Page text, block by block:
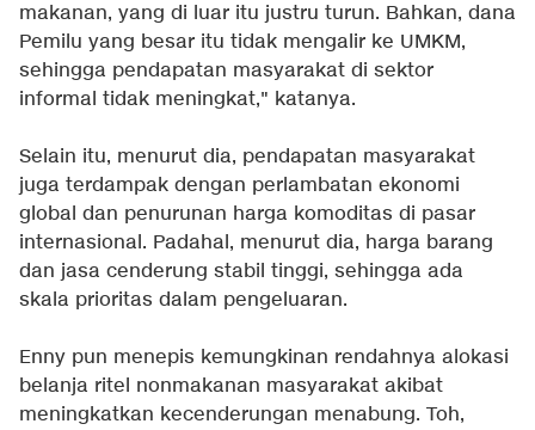
makanan, yang di luar itu justru turun. Bahkan, dana
Pemilu yang besar itu tidak mengalir ke UMKM,
sehingga pendapatan masyarakat di sektor
informal tidak meningkat," katanya.
Selain itu, menurut dia, pendapatan masyarakat
juga terdampak dengan perlambatan ekonomi
global dan penurunan harga komoditas di pasar
internasional. Padahal, menurut dia, harga barang
dan jasa cenderung stabil tinggi, sehingga ada
skala prioritas dalam pengeluaran.
Enny pun menepis kemungkinan rendahnya alokasi
belanja ritel nonmakanan masyarakat akibat
meningkatkan kecenderungan menabung. Toh,